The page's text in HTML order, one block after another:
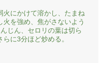
火にかけて溶かし、たまね
火を強め、焦がさないよう
じん、セロリの葉は切ら
に3分ほど炒める。